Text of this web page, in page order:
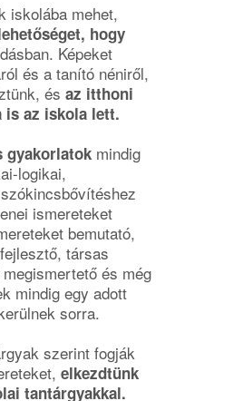
iskolába mehet,
hogy
Képeket
és a tanító néniről,
és az itthoni
is az iskola lett.
gyakorlatok mindig
logikai,
ismereteket
bemutató,
társas
és még
mindig egy adott
sorra.
szerint fogják
elkezdtünk
tantárgyakkal.